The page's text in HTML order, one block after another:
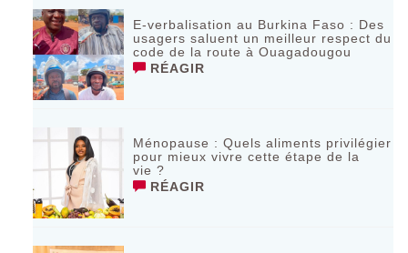
E-verbalisation au Burkina Faso : Des
usagers saluent un meilleur respect du
code de la route à Ouagadougou
RÉAGIR
Ménopause : Quels aliments privilégier
pour mieux vivre cette étape de la
vie ?
RÉAGIR